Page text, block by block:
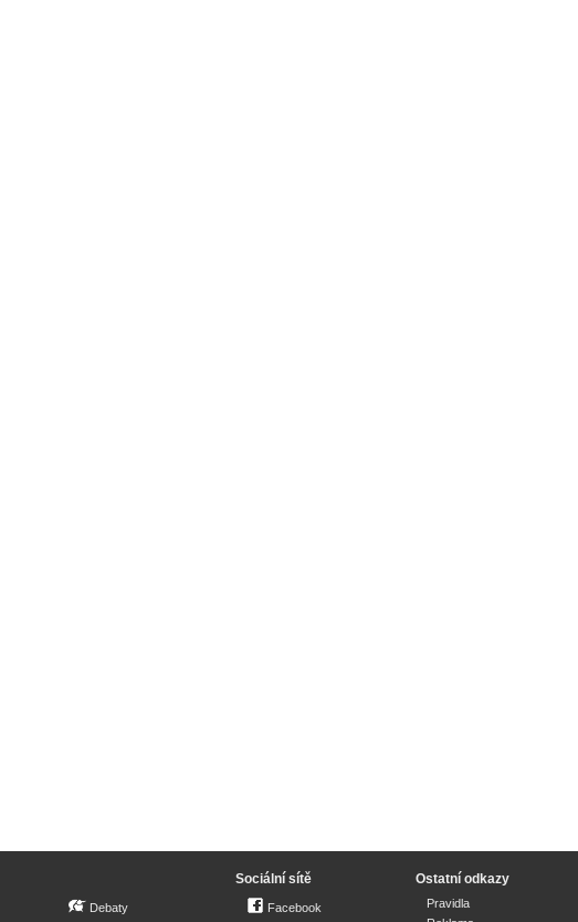
Debaty
Sociální sítě
Facebook
Ostatní odkazy
Pravidla